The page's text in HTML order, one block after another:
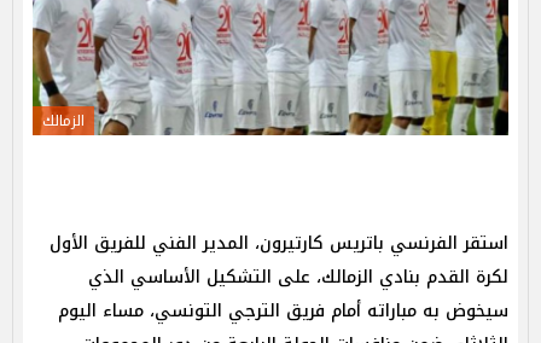
الزمالك
استقر الفرنسي باتريس كارتيرون، المدير الفني للفريق الأول
لكرة القدم بنادي الزمالك، على التشكيل الأساسي الذي
سيخوض به مباراته أمام فريق الترجي التونسي، مساء اليوم